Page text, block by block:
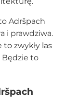
Adršpach
i prawdziwa.
to zwykły las
Będzie to